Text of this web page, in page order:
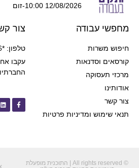
12/08/2026 10:00-זום
מחפשי עבודה
חיפוש משרות
קורסאים וסדנאות
מרכזי תעסוקה
אודותינו
צור קשר
תנאי שימוש ומדיניות פרטיות
צור
טלפון: *6596
עקבו
© All rights reserved | התוכנית מופעלת